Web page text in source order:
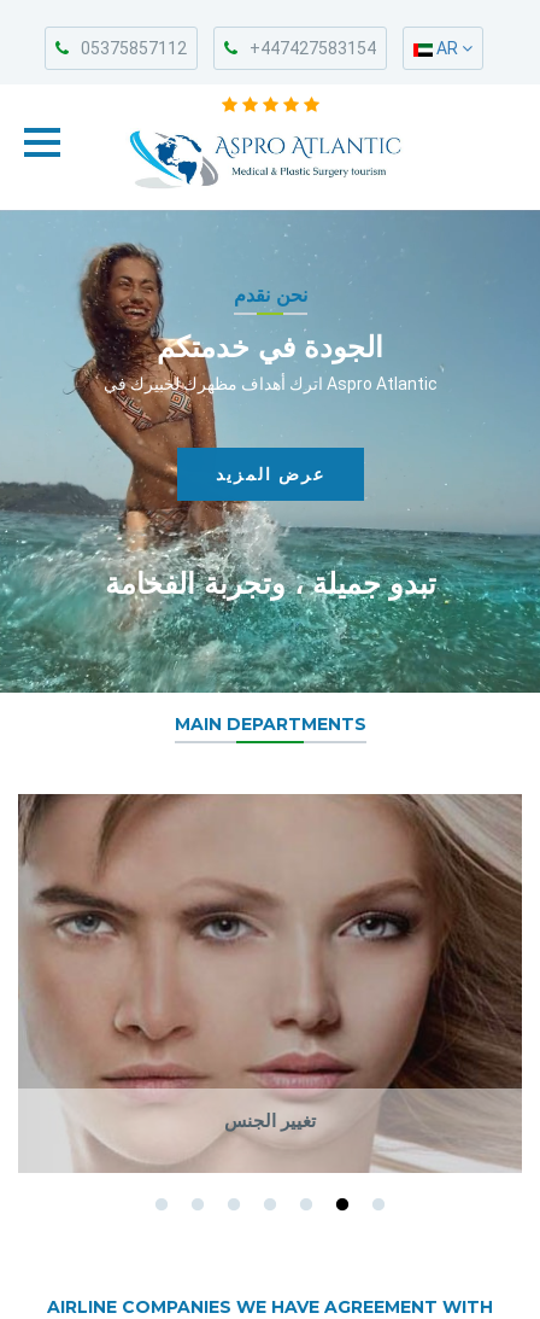
05375857112 +447427583154 AR
نحن نقدم
الجودة في خدمتكم
اترك أهداف مظهرك لخبيرك في Aspro Atlantic
عرض المزيد
تبدو جميلة ، وتجربة الفخامة
MAIN DEPARTMENTS
تغيير الجنس
تغيير الجنس
AIRLINE COMPANIES WE HAVE AGREEMENT WITH